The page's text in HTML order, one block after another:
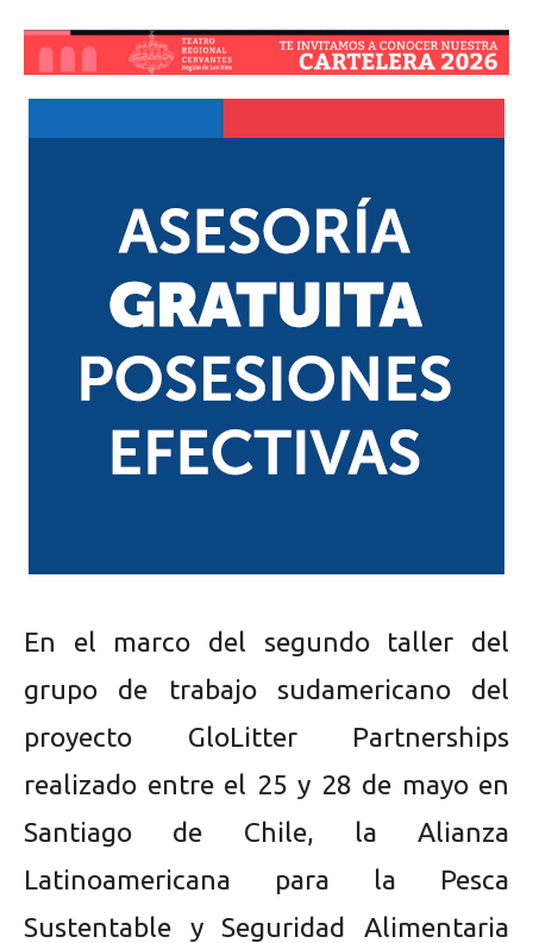
En el marco del segundo taller del
grupo de trabajo sudamericano del
proyecto GloLitter Partnerships
realizado entre el 25 y 28 de mayo en
Santiago de Chile, la Alianza
Latinoamericana para la Pesca
Sustentable y Seguridad Alimentaria